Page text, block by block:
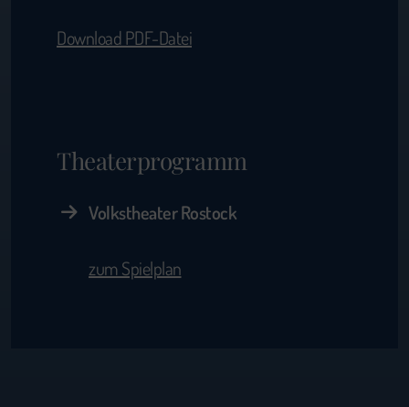
Download PDF-Datei
Theaterprogramm
Volkstheater Rostock
zum Spielplan